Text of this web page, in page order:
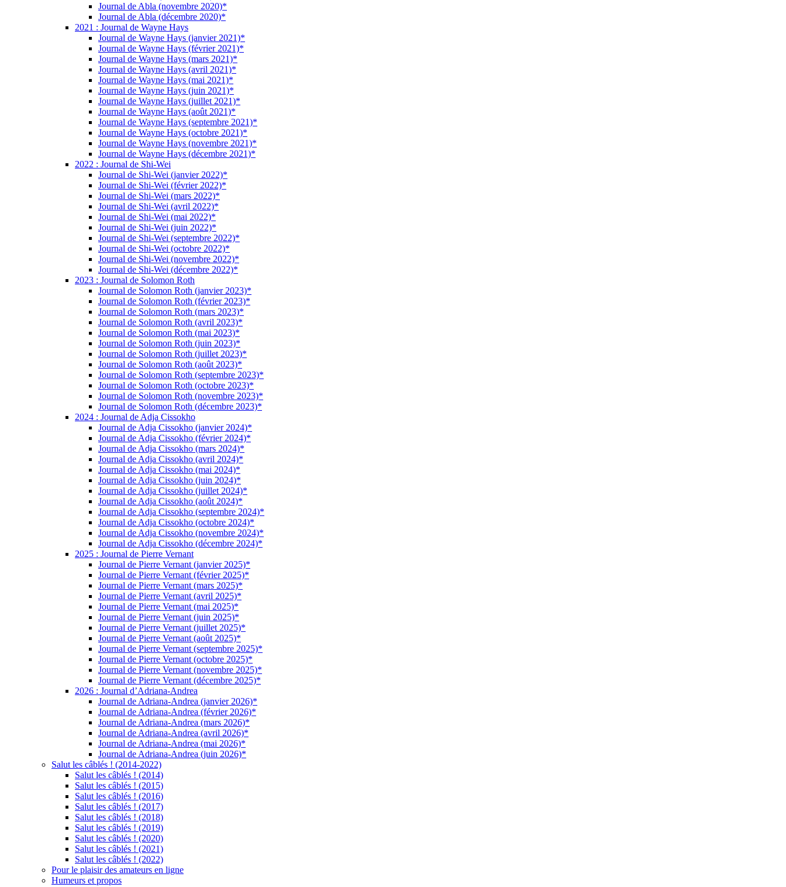
Journal de Abla (novembre 2020)*
Journal de Abla (décembre 2020)*
2021 : Journal de Wayne Hays
Journal de Wayne Hays (janvier 2021)*
Journal de Wayne Hays (février 2021)*
Journal de Wayne Hays (mars 2021)*
Journal de Wayne Hays (avril 2021)*
Journal de Wayne Hays (mai 2021)*
Journal de Wayne Hays (juin 2021)*
Journal de Wayne Hays (juillet 2021)*
Journal de Wayne Hays (août 2021)*
Journal de Wayne Hays (septembre 2021)*
Journal de Wayne Hays (octobre 2021)*
Journal de Wayne Hays (novembre 2021)*
Journal de Wayne Hays (décembre 2021)*
2022 : Journal de Shi-Wei
Journal de Shi-Wei (janvier 2022)*
Journal de Shi-Wei (février 2022)*
Journal de Shi-Wei (mars 2022)*
Journal de Shi-Wei (avril 2022)*
Journal de Shi-Wei (mai 2022)*
Journal de Shi-Wei (juin 2022)*
Journal de Shi-Wei (septembre 2022)*
Journal de Shi-Wei (octobre 2022)*
Journal de Shi-Wei (novembre 2022)*
Journal de Shi-Wei (décembre 2022)*
2023 : Journal de Solomon Roth
Journal de Solomon Roth (janvier 2023)*
Journal de Solomon Roth (février 2023)*
Journal de Solomon Roth (mars 2023)*
Journal de Solomon Roth (avril 2023)*
Journal de Solomon Roth (mai 2023)*
Journal de Solomon Roth (juin 2023)*
Journal de Solomon Roth (juillet 2023)*
Journal de Solomon Roth (août 2023)*
Journal de Solomon Roth (septembre 2023)*
Journal de Solomon Roth (octobre 2023)*
Journal de Solomon Roth (novembre 2023)*
Journal de Solomon Roth (décembre 2023)*
2024 : Journal de Adja Cissokho
Journal de Adja Cissokho (janvier 2024)*
Journal de Adja Cissokho (février 2024)*
Journal de Adja Cissokho (mars 2024)*
Journal de Adja Cissokho (avril 2024)*
Journal de Adja Cissokho (mai 2024)*
Journal de Adja Cissokho (juin 2024)*
Journal de Adja Cissokho (juillet 2024)*
Journal de Adja Cissokho (août 2024)*
Journal de Adja Cissokho (septembre 2024)*
Journal de Adja Cissokho (octobre 2024)*
Journal de Adja Cissokho (novembre 2024)*
Journal de Adja Cissokho (décembre 2024)*
2025 : Journal de Pierre Vernant
Journal de Pierre Vernant (janvier 2025)*
Journal de Pierre Vernant (février 2025)*
Journal de Pierre Vernant (mars 2025)*
Journal de Pierre Vernant (avril 2025)*
Journal de Pierre Vernant (mai 2025)*
Journal de Pierre Vernant (juin 2025)*
Journal de Pierre Vernant (juillet 2025)*
Journal de Pierre Vernant (août 2025)*
Journal de Pierre Vernant (septembre 2025)*
Journal de Pierre Vernant (octobre 2025)*
Journal de Pierre Vernant (novembre 2025)*
Journal de Pierre Vernant (décembre 2025)*
2026 : Journal d’Adriana-Andrea
Journal de Adriana-Andrea (janvier 2026)*
Journal de Adriana-Andrea (février 2026)*
Journal de Adriana-Andrea (mars 2026)*
Journal de Adriana-Andrea (avril 2026)*
Journal de Adriana-Andrea (mai 2026)*
Journal de Adriana-Andrea (juin 2026)*
Salut les câblés ! (2014-2022)
Salut les câblés ! (2014)
Salut les câblés ! (2015)
Salut les câblés ! (2016)
Salut les câblés ! (2017)
Salut les câblés ! (2018)
Salut les câblés ! (2019)
Salut les câblés ! (2020)
Salut les câblés ! (2021)
Salut les câblés ! (2022)
Pour le plaisir des amateurs en ligne
Humeurs et propos